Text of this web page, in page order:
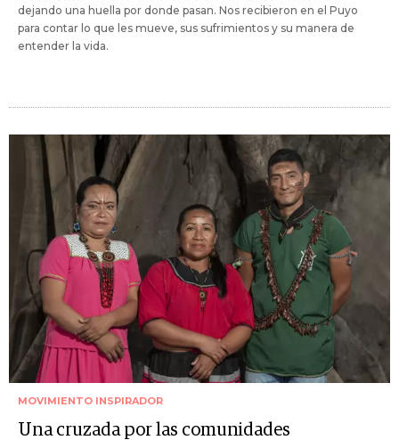
dejando una huella por donde pasan. Nos recibieron en el Puyo
para contar lo que les mueve, sus sufrimientos y su manera de
entender la vida.
MOVIMIENTO INSPIRADOR
Una cruzada por las comunidades